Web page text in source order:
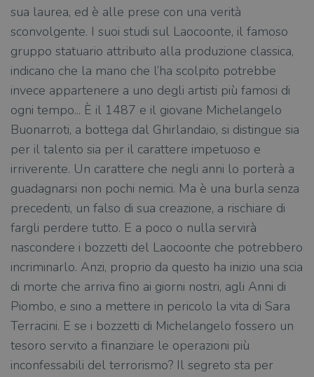
sua laurea, ed è alle prese con una verità
sconvolgente. I suoi studi sul Laocoonte, il famoso
gruppo statuario attribuito alla produzione classica,
indicano che la mano che l’ha scolpito potrebbe
invece appartenere a uno degli artisti più famosi di
ogni tempo... È il 1487 e il giovane Michelangelo
Buonarroti, a bottega dal Ghirlandaio, si distingue sia
per il talento sia per il carattere impetuoso e
irriverente. Un carattere che negli anni lo porterà a
guadagnarsi non pochi nemici. Ma è una burla senza
precedenti, un falso di sua creazione, a rischiare di
fargli perdere tutto. E a poco o nulla servirà
nascondere i bozzetti del Laocoonte che potrebbero
incriminarlo. Anzi, proprio da questo ha inizio una scia
di morte che arriva fino ai giorni nostri, agli Anni di
Piombo, e sino a mettere in pericolo la vita di Sara
Terracini. E se i bozzetti di Michelangelo fossero un
tesoro servito a finanziare le operazioni più
inconfessabili del terrorismo? Il segreto sta per